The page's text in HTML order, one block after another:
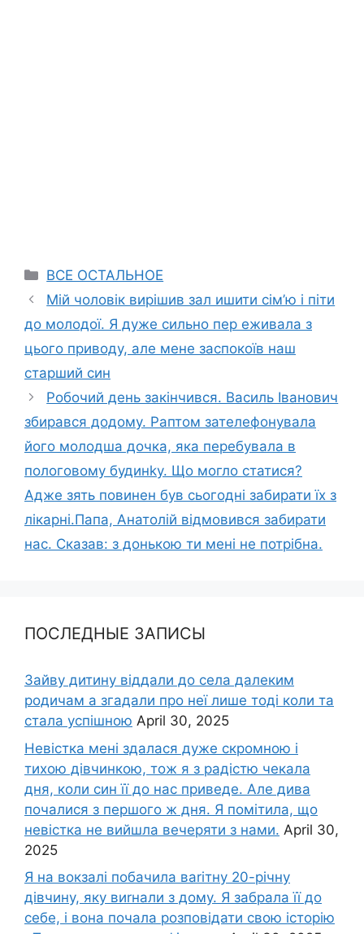
Categories
ВСЕ ОСТАЛЬНОЕ
Мій чоловік вирішив зал ишити сім’ю і піти
до молодої. Я дуже сильно пер еживала з
цього приводу, але мене заспокоїв наш
старший син
Робочий день закінчився. Василь Іванович
збирався додому. Раптом зателефонувала
його молодша дочка, яка перебувала в
пологовому будинkу. Що могло статися?
Адже зять повинен був сьогодні забирати їх з
лікарні.Папа, Анатолій відмовився забирати
нас. Сказав: з донькою ти мені не потрібна.
ПОСЛЕДНЫЕ ЗАПИСЫ
Зайву дитину віддали до села далеким
родичам а згадали про неї лише тоді коли та
стала успішною April 30, 2025
Невістка мені здалася дуже скромною і
тихою дівчинкою, тож я з радістю чекала
дня, коли син її до нас приведе. Але дива
почалися з першого ж дня. Я помітила, що
невістка не вийшла вечеряти з нами. April 30,
2025
Я на вокзалі побачила ваrітну 20-річну
дівчину, яку виrнали з дому. Я забрала її до
себе, і вона почала розповідати свою історію